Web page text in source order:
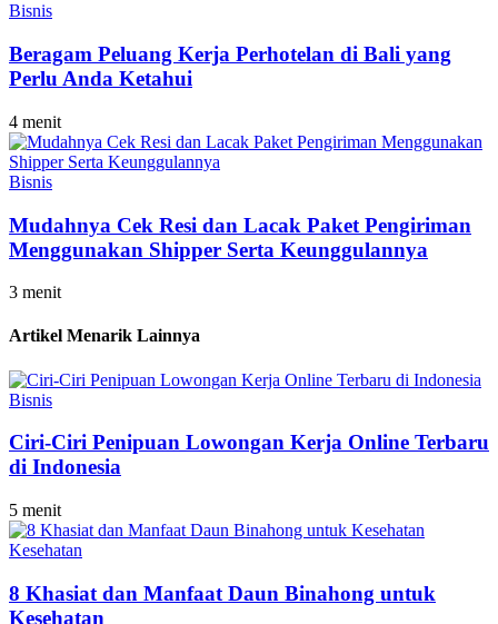
Bisnis
Beragam Peluang Kerja Perhotelan di Bali yang
Perlu Anda Ketahui
4 menit
Bisnis
Mudahnya Cek Resi dan Lacak Paket Pengiriman
Menggunakan Shipper Serta Keunggulannya
3 menit
Artikel Menarik Lainnya
Bisnis
Ciri-Ciri Penipuan Lowongan Kerja Online Terbaru
di Indonesia
5 menit
Kesehatan
8 Khasiat dan Manfaat Daun Binahong untuk
Kesehatan